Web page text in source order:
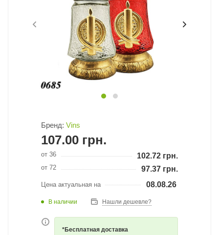
Бренд: Vins
107.00 грн.
от 36 102.72 грн.
от 72 97.37 грн.
Цена актуальная на 08.08.26
В наличии Нашли дешевле?
*Бесплатная доставка